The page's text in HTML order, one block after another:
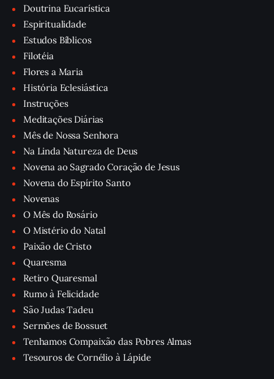
Doutrina Eucarística
Espiritualidade
Estudos Bíblicos
Filotéia
Flores a Maria
História Eclesiástica
Instruções
Meditações Diárias
Mês de Nossa Senhora
Na Linda Natureza de Deus
Novena ao Sagrado Coração de Jesus
Novena do Espírito Santo
Novenas
O Mês do Rosário
O Mistério do Natal
Paixão de Cristo
Quaresma
Retiro Quaresmal
Rumo à Felicidade
São Judas Tadeu
Sermões de Bossuet
Tenhamos Compaixão das Pobres Almas
Tesouros de Cornélio à Lápide